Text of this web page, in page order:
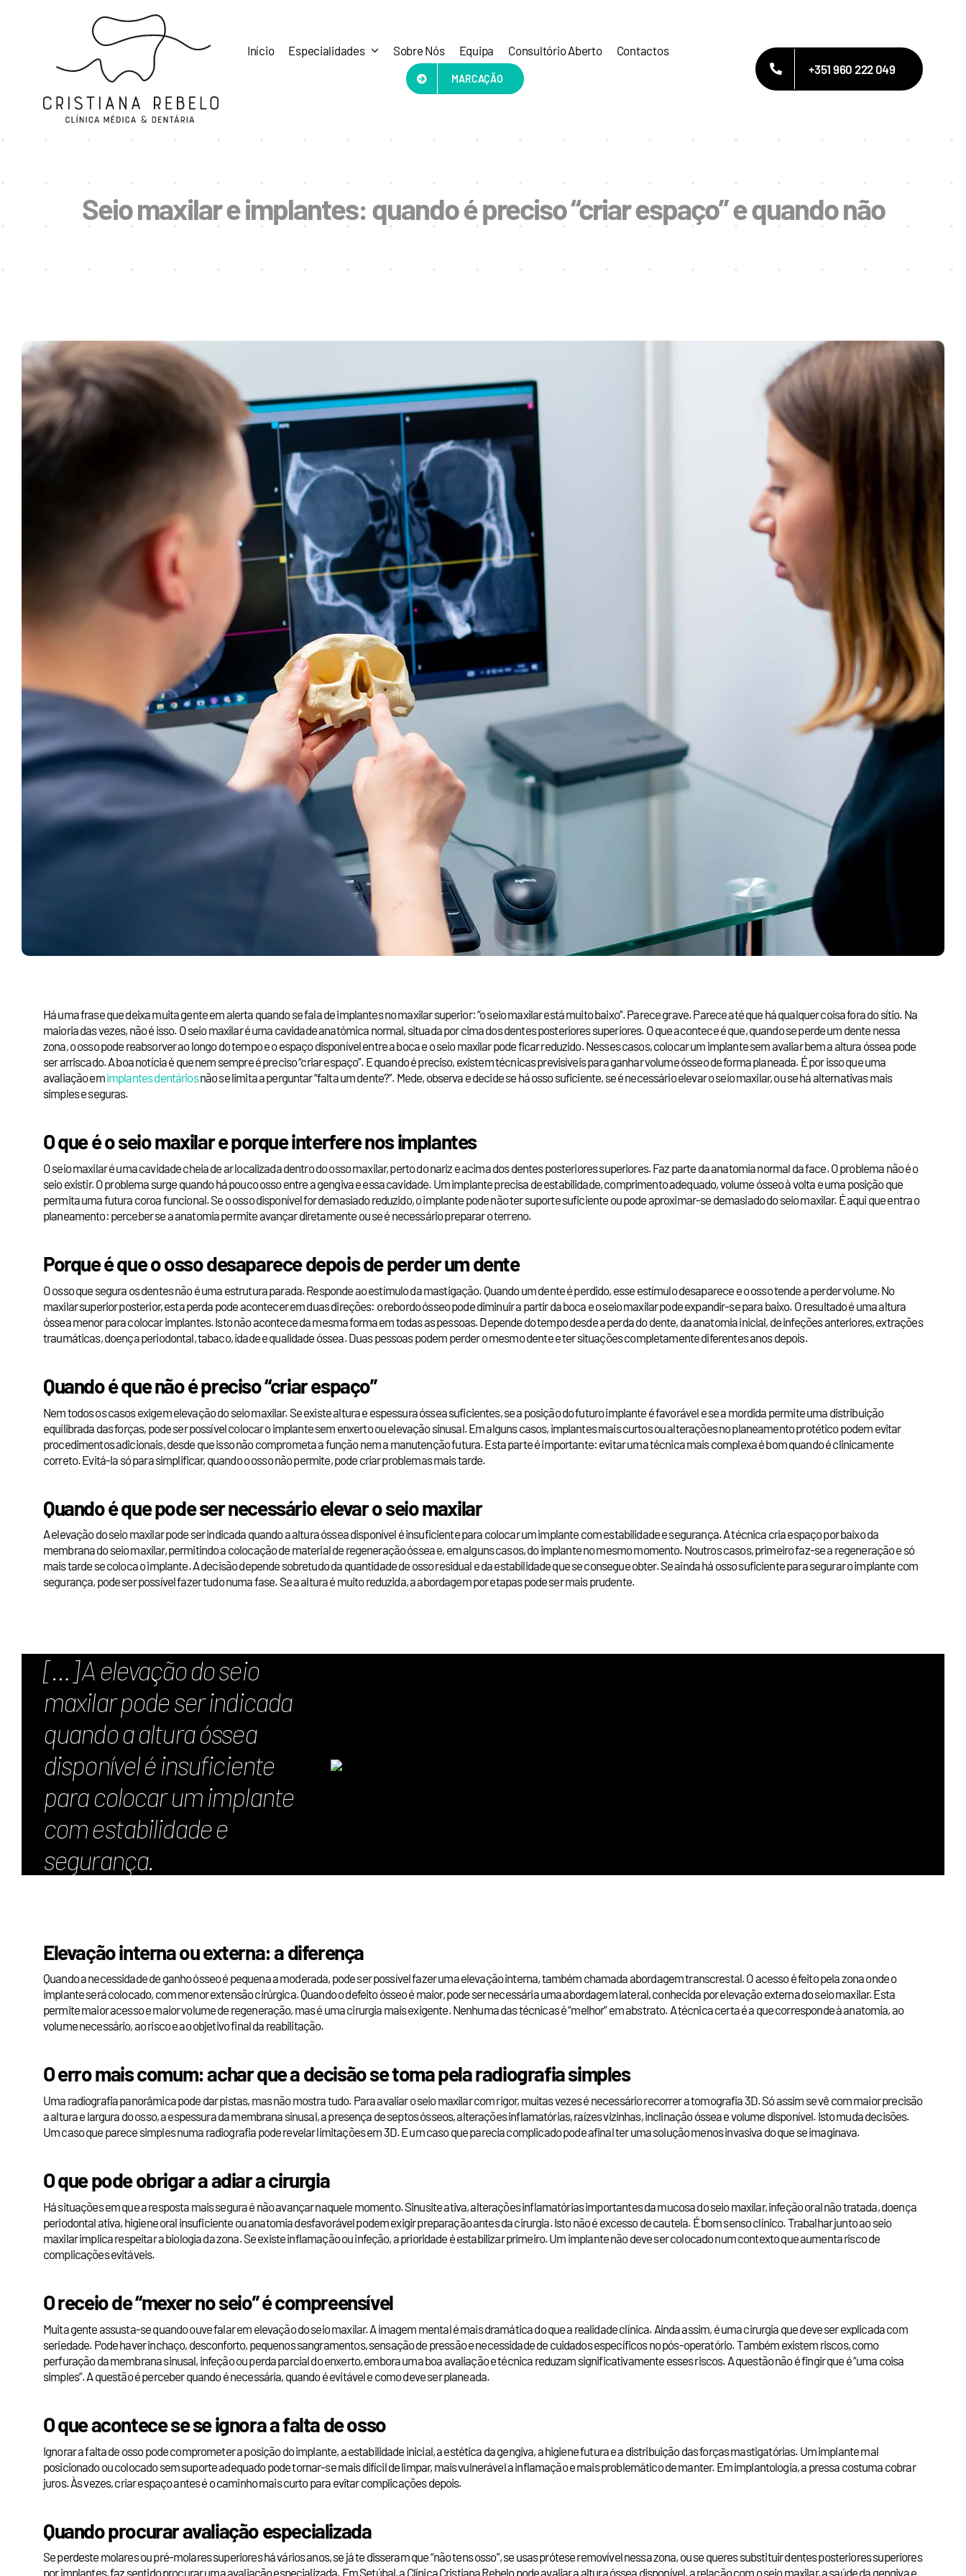
Início Especialidades Sobre Nós Equipa Consultório Aberto Contactos
MARCAÇÃO
+351 960 222 049
Seio maxilar e implantes: quando é preciso “criar espaço” e quando não
Há uma frase que deixa muita gente em alerta quando se fala de implantes no maxilar superior: “o seio maxilar está muito baixo”. Parece grave. Parece até que há qualquer coisa fora do sítio. Na
maioria das vezes, não é isso. O seio maxilar é uma cavidade anatómica normal, situada por cima dos dentes posteriores superiores. O que acontece é que, quando se perde um dente nessa
zona, o osso pode reabsorver ao longo do tempo e o espaço disponível entre a boca e o seio maxilar pode ficar reduzido. Nesses casos, colocar um implante sem avaliar bem a altura óssea pode
ser arriscado. A boa notícia é que nem sempre é preciso “criar espaço”. E quando é preciso, existem técnicas previsíveis para ganhar volume ósseo de forma planeada. É por isso que uma
avaliação emimplantes dentáriosnão se limita a perguntar “falta um dente?”. Mede, observa e decide se há osso suficiente, se é necessário elevar o seio maxilar, ou se há alternativas mais
simples e seguras.
O que é o seio maxilar e porque interfere nos implantes
O seio maxilar é uma cavidade cheia de ar localizada dentro do osso maxilar, perto do nariz e acima dos dentes posteriores superiores. Faz parte da anatomia normal da face. O problema não é o
seio existir. O problema surge quando há pouco osso entre a gengiva e essa cavidade. Um implante precisa de estabilidade, comprimento adequado, volume ósseo à volta e uma posição que
permita uma futura coroa funcional. Se o osso disponível for demasiado reduzido, o implante pode não ter suporte suficiente ou pode aproximar-se demasiado do seio maxilar. É aqui que entra o
planeamento: perceber se a anatomia permite avançar diretamente ou se é necessário preparar o terreno.
Porque é que o osso desaparece depois de perder um dente
O osso que segura os dentes não é uma estrutura parada. Responde ao estímulo da mastigação. Quando um dente é perdido, esse estímulo desaparece e o osso tende a perder volume. No
maxilar superior posterior, esta perda pode acontecer em duas direções: o rebordo ósseo pode diminuir a partir da boca e o seio maxilar pode expandir-se para baixo. O resultado é uma altura
óssea menor para colocar implantes. Isto não acontece da mesma forma em todas as pessoas. Depende do tempo desde a perda do dente, da anatomia inicial, de infeções anteriores, extrações
traumáticas, doença periodontal, tabaco, idade e qualidade óssea. Duas pessoas podem perder o mesmo dente e ter situações completamente diferentes anos depois.
Quando é que não é preciso “criar espaço”
Nem todos os casos exigem elevação do seio maxilar. Se existe altura e espessura óssea suficientes, se a posição do futuro implante é favorável e se a mordida permite uma distribuição
equilibrada das forças, pode ser possível colocar o implante sem enxerto ou elevação sinusal. Em alguns casos, implantes mais curtos ou alterações no planeamento protético podem evitar
procedimentos adicionais, desde que isso não comprometa a função nem a manutenção futura. Esta parte é importante: evitar uma técnica mais complexa é bom quando é clinicamente
correto. Evitá-la só para simplificar, quando o osso não permite, pode criar problemas mais tarde.
Quando é que pode ser necessário elevar o seio maxilar
A elevação do seio maxilar pode ser indicada quando a altura óssea disponível é insuficiente para colocar um implante com estabilidade e segurança. A técnica cria espaço por baixo da
membrana do seio maxilar, permitindo a colocação de material de regeneração óssea e, em alguns casos, do implante no mesmo momento. Noutros casos, primeiro faz-se a regeneração e só
mais tarde se coloca o implante. A decisão depende sobretudo da quantidade de osso residual e da estabilidade que se consegue obter. Se ainda há osso suficiente para segurar o implante com
segurança, pode ser possível fazer tudo numa fase. Se a altura é muito reduzida, a abordagem por etapas pode ser mais prudente.
[…] A elevação do seio
maxilar pode ser indicada
quando a altura óssea
disponível é insuficiente
para colocar um implante
com estabilidade e
segurança.
Elevação interna ou externa: a diferença
Quando a necessidade de ganho ósseo é pequena a moderada, pode ser possível fazer uma elevação interna, também chamada abordagem transcrestal. O acesso é feito pela zona onde o
implante será colocado, com menor extensão cirúrgica. Quando o defeito ósseo é maior, pode ser necessária uma abordagem lateral, conhecida por elevação externa do seio maxilar. Esta
permite maior acesso e maior volume de regeneração, mas é uma cirurgia mais exigente. Nenhuma das técnicas é “melhor” em abstrato. A técnica certa é a que corresponde à anatomia, ao
volume necessário, ao risco e ao objetivo final da reabilitação.
O erro mais comum: achar que a decisão se toma pela radiografia simples
Uma radiografia panorâmica pode dar pistas, mas não mostra tudo. Para avaliar o seio maxilar com rigor, muitas vezes é necessário recorrer a tomografia 3D. Só assim se vê com maior precisão
a altura e largura do osso, a espessura da membrana sinusal, a presença de septos ósseos, alterações inflamatórias, raízes vizinhas, inclinação óssea e volume disponível. Isto muda decisões.
Um caso que parece simples numa radiografia pode revelar limitações em 3D. E um caso que parecia complicado pode afinal ter uma solução menos invasiva do que se imaginava.
O que pode obrigar a adiar a cirurgia
Há situações em que a resposta mais segura é não avançar naquele momento. Sinusite ativa, alterações inflamatórias importantes da mucosa do seio maxilar, infeção oral não tratada, doença
periodontal ativa, higiene oral insuficiente ou anatomia desfavorável podem exigir preparação antes da cirurgia. Isto não é excesso de cautela. É bom senso clínico. Trabalhar junto ao seio
maxilar implica respeitar a biologia da zona. Se existe inflamação ou infeção, a prioridade é estabilizar primeiro. Um implante não deve ser colocado num contexto que aumenta risco de
complicações evitáveis.
O receio de “mexer no seio” é compreensível
Muita gente assusta-se quando ouve falar em elevação do seio maxilar. A imagem mental é mais dramática do que a realidade clínica. Ainda assim, é uma cirurgia que deve ser explicada com
seriedade. Pode haver inchaço, desconforto, pequenos sangramentos, sensação de pressão e necessidade de cuidados específicos no pós-operatório. Também existem riscos, como
perfuração da membrana sinusal, infeção ou perda parcial do enxerto, embora uma boa avaliação e técnica reduzam significativamente esses riscos. A questão não é fingir que é “uma coisa
simples”. A questão é perceber quando é necessária, quando é evitável e como deve ser planeada.
O que acontece se se ignora a falta de osso
Ignorar a falta de osso pode comprometer a posição do implante, a estabilidade inicial, a estética da gengiva, a higiene futura e a distribuição das forças mastigatórias. Um implante mal
posicionado ou colocado sem suporte adequado pode tornar-se mais difícil de limpar, mais vulnerável a inflamação e mais problemático de manter. Em implantologia, a pressa costuma cobrar
juros. Às vezes, criar espaço antes é o caminho mais curto para evitar complicações depois.
Quando procurar avaliação especializada
Se perdeste molares ou pré-molares superiores há vários anos, se já te disseram que “não tens osso”, se usas prótese removível nessa zona, ou se queres substituir dentes posteriores superiores
por implantes, faz sentido procurar uma avaliação especializada. Em Setúbal, a Clínica Cristiana Rebelo pode avaliar a altura óssea disponível, a relação com o seio maxilar, a saúde da gengiva e